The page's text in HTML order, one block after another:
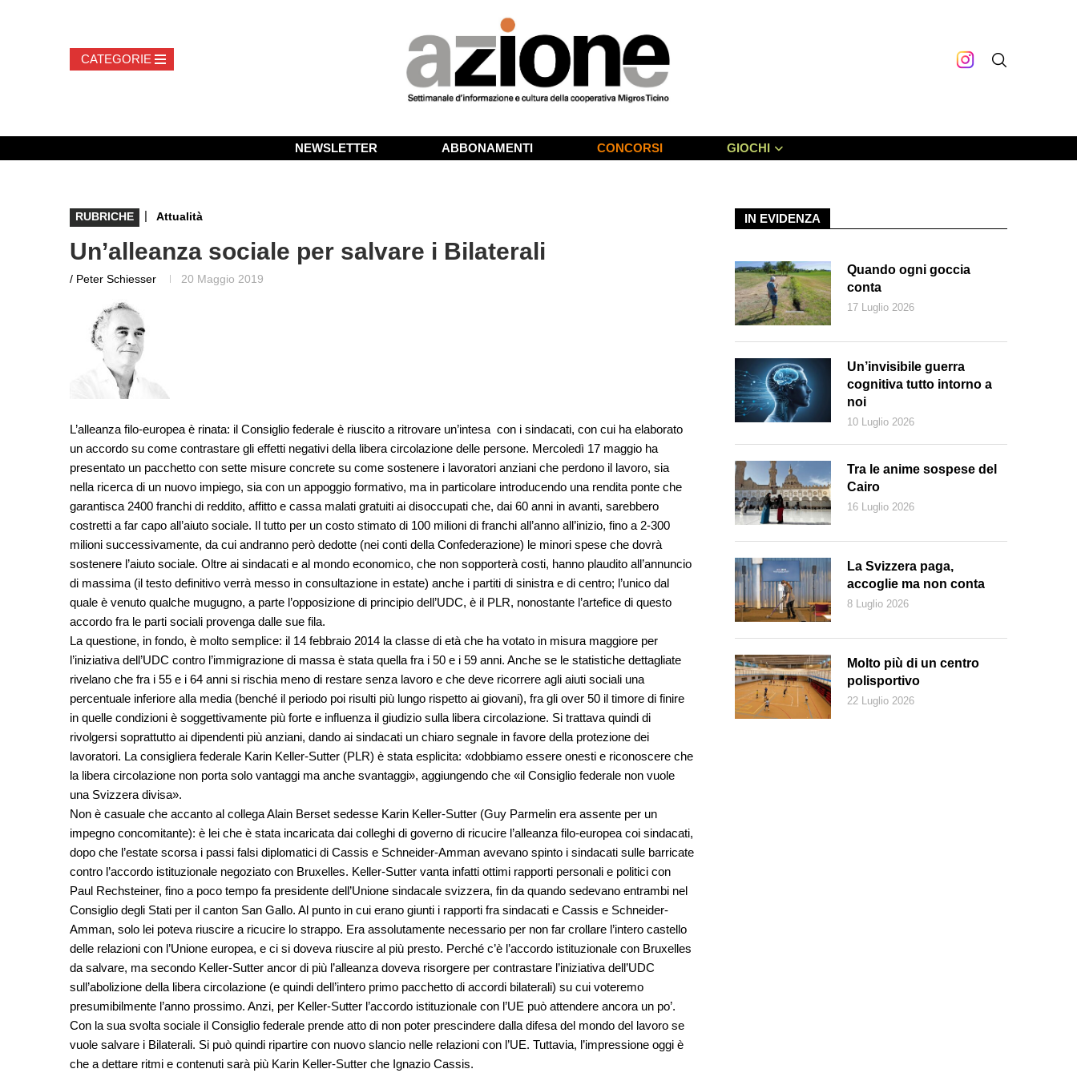
NEWSLETTER ABBONAMENTI CONCORSI GIOCHI
RUBRICHE | Attualità
Un’alleanza sociale per salvare i Bilaterali
/ Peter Schiesser 20 Maggio 2019
L’alleanza filo-europea è rinata: il Consiglio federale è riuscito a ritrovare un’intesa con i sindacati, con cui ha elaborato
un accordo su come contrastare gli effetti negativi della libera circolazione delle persone. Mercoledì 17 maggio ha
presentato un pacchetto con sette misure concrete su come sostenere i lavoratori anziani che perdono il lavoro, sia
nella ricerca di un nuovo impiego, sia con un appoggio formativo, ma in particolare introducendo una rendita ponte che
garantisca 2400 franchi di reddito, affitto e cassa malati gratuiti ai disoccupati che, dai 60 anni in avanti, sarebbero
costretti a far capo all’aiuto sociale. Il tutto per un costo stimato di 100 milioni di franchi all’anno all’inizio, fino a 2-300
milioni successivamente, da cui andranno però dedotte (nei conti della Confederazione) le minori spese che dovrà
sostenere l’aiuto sociale. Oltre ai sindacati e al mondo economico, che non sopporterà costi, hanno plaudito all’annuncio
di massima (il testo definitivo verrà messo in consultazione in estate) anche i partiti di sinistra e di centro; l’unico dal
quale è venuto qualche mugugno, a parte l’opposizione di principio dell’UDC, è il PLR, nonostante l’artefice di questo
accordo fra le parti sociali provenga dalle sue fila.
La questione, in fondo, è molto semplice: il 14 febbraio 2014 la classe di età che ha votato in misura maggiore per
l’iniziativa dell’UDC contro l’immigrazione di massa è stata quella fra i 50 e i 59 anni. Anche se le statistiche dettagliate
rivelano che fra i 55 e i 64 anni si rischia meno di restare senza lavoro e che deve ricorrere agli aiuti sociali una
percentuale inferiore alla media (benché il periodo poi risulti più lungo rispetto ai giovani), fra gli over 50 il timore di finire
in quelle condizioni è soggettivamente più forte e influenza il giudizio sulla libera circolazione. Si trattava quindi di
rivolgersi soprattutto ai dipendenti più anziani, dando ai sindacati un chiaro segnale in favore della protezione dei
lavoratori. La consigliera federale Karin Keller-Sutter (PLR) è stata esplicita: «dobbiamo essere onesti e riconoscere che
la libera circolazione non porta solo vantaggi ma anche svantaggi», aggiungendo che «il Consiglio federale non vuole
una Svizzera divisa».
Non è casuale che accanto al collega Alain Berset sedesse Karin Keller-Sutter (Guy Parmelin era assente per un
impegno concomitante): è lei che è stata incaricata dai colleghi di governo di ricucire l’alleanza filo-europea coi sindacati,
dopo che l’estate scorsa i passi falsi diplomatici di Cassis e Schneider-Amman avevano spinto i sindacati sulle barricate
contro l’accordo istituzionale negoziato con Bruxelles. Keller-Sutter vanta infatti ottimi rapporti personali e politici con
Paul Rechsteiner, fino a poco tempo fa presidente dell’Unione sindacale svizzera, fin da quando sedevano entrambi nel
Consiglio degli Stati per il canton San Gallo. Al punto in cui erano giunti i rapporti fra sindacati e Cassis e Schneider-
Amman, solo lei poteva riuscire a ricucire lo strappo. Era assolutamente necessario per non far crollare l’intero castello
delle relazioni con l’Unione europea, e ci si doveva riuscire al più presto. Perché c’è l’accordo istituzionale con Bruxelles
da salvare, ma secondo Keller-Sutter ancor di più l’alleanza doveva risorgere per contrastare l’iniziativa dell’UDC
sull’abolizione della libera circolazione (e quindi dell’intero primo pacchetto di accordi bilaterali) su cui voteremo
presumibilmente l’anno prossimo. Anzi, per Keller-Sutter l’accordo istituzionale con l’UE può attendere ancora un po’.
Con la sua svolta sociale il Consiglio federale prende atto di non poter prescindere dalla difesa del mondo del lavoro se
vuole salvare i Bilaterali. Si può quindi ripartire con nuovo slancio nelle relazioni con l’UE. Tuttavia, l’impressione oggi è
che a dettare ritmi e contenuti sarà più Karin Keller-Sutter che Ignazio Cassis.
IN EVIDENZA
Quando ogni goccia
conta
17 Luglio 2026
Un’invisibile guerra
cognitiva tutto intorno a
noi
10 Luglio 2026
Tra le anime sospese del
Cairo
16 Luglio 2026
La Svizzera paga,
accoglie ma non conta
8 Luglio 2026
Molto più di un centro
polisportivo
22 Luglio 2026